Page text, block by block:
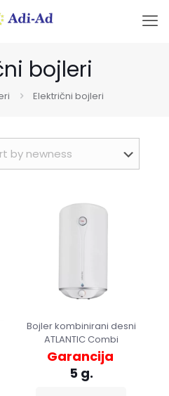
bojleri
Električni bojleri
Bojler kombinirani desni
ATLANTIC Combi
Garancija
5 g.